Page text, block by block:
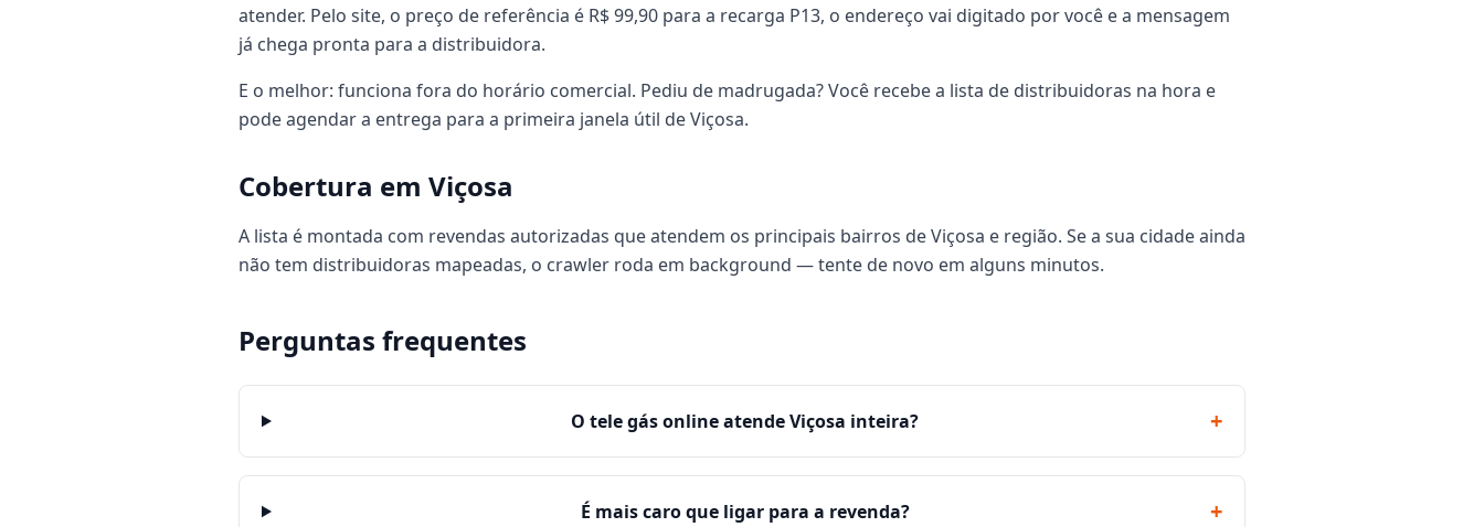
atender. Pelo site, o preço de referência é R$ 99,90 para a recarga P13, o endereço vai digitado por você e a mensagem
já chega pronta para a distribuidora.
E o melhor: funciona fora do horário comercial. Pediu de madrugada? Você recebe a lista de distribuidoras na hora e
pode agendar a entrega para a primeira janela útil de Viçosa.
Cobertura em Viçosa
A lista é montada com revendas autorizadas que atendem os principais bairros de Viçosa e região. Se a sua cidade ainda
não tem distribuidoras mapeadas, o crawler roda em background — tente de novo em alguns minutos.
Perguntas frequentes
O tele gás online atende Viçosa inteira? +
É mais caro que ligar para a revenda? +